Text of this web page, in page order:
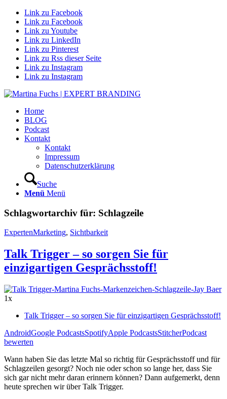
Link zu Facebook
Link zu Facebook
Link zu Youtube
Link zu LinkedIn
Link zu Pinterest
Link zu Rss dieser Seite
Link zu Instagram
Link zu Instagram
Home
BLOG
Podcast
Kontakt
Kontakt
Impressum
Datenschutzerklärung
Suche
Menü Menü
Schlagwortarchiv für: Schlagzeile
ExpertenMarketing, Sichtbarkeit
Talk Trigger – so sorgen Sie für
einzigartigen Gesprächsstoff!
1x
Talk Trigger – so sorgen Sie für einzigartigen Gesprächsstoff!
AndroidGoogle PodcastsSpotifyApple PodcastsStitcherPodcast
bewerten
Wann haben Sie das letzte Mal so richtig für Gesprächsstoff und für
Schlagzeilen gesorgt? Noch nie oder schon so lange her, dass Sie
sich gar nicht mehr daran erinnern können? Dann aufgemerkt, denn
heute sprechen wir über Talk Trigger.